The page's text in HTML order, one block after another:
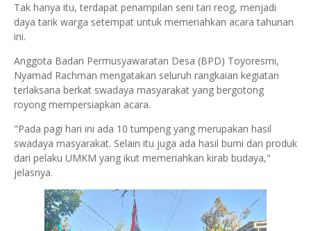
Tak hanya itu, terdapat penampilan seni tari reog, menjadi
daya tarik warga setempat untuk memeriahkan acara tahunan
ini.
Anggota Badan Permusyawaratan Desa (BPD) Toyoresmi,
Nyamad Rachman mengatakan seluruh rangkaian kegiatan
terlaksana berkat swadaya masyarakat yang bergotong
royong mempersiapkan acara.
"Pada pagi hari ini ada 10 tumpeng yang merupakan hasil
swadaya masyarakat. Selain itu juga ada hasil bumi dan produk
dari pelaku UMKM yang ikut memeriahkan kirab budaya,"
jelasnya.